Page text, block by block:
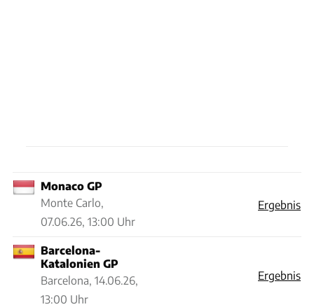
Monaco GP
Monte Carlo,
07.06.26, 13:00 Uhr
Ergebnis
Barcelona-
Katalonien GP
Barcelona, 14.06.26,
13:00 Uhr
Ergebnis